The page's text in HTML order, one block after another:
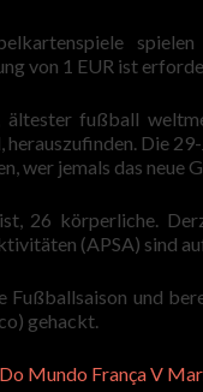
von 1 EUR ist
ältester fußball
herauszufinden. Die
wer jemals das neue
26 körperliche.
(APSA) sind
Fußballsaison und
gehackt.
Mundo França V